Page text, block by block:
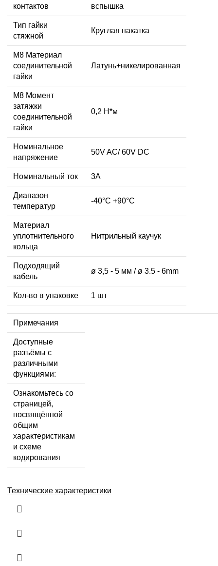
контактов
вспышка
Тип гайки
стяжной
Круглая накатка
М8 Материал
соединительной
гайки
Латунь+никелированная
M8 Момент
затяжки
соединительной
гайки
0,2 Н*м
Номинальное
напряжение
50V AC/ 60V DC
Номинальный ток 3А
Диапазон
температур
-40°C +90°C
Материал
уплотнительного
кольца
Нитрильный каучук
Подходящий
кабель
ø 3,5 - 5 мм / ø 3.5 - 6mm
Кол-во в упаковке 1 шт
Примечания
Доступные
разъёмы с
различными
функциями:
Ознакомьтесь со
страницей,
посвящённой
общим
характеристикам
и схеме
кодирования
Технические характеристики